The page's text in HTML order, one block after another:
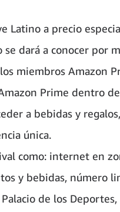
Latino a precio
dará a conocer por
miembros Amazon
Prime dentro
a bebidas y
única.
como: internet en
y bebidas, número
de los